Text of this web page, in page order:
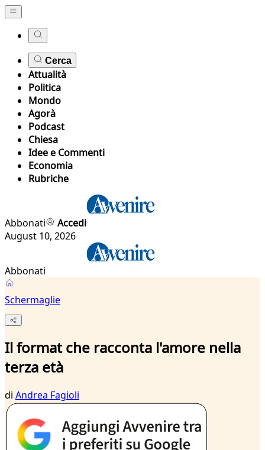
Cerca
Attualità
Politica
Mondo
Agorà
Podcast
Chiesa
Idee e Commenti
Economia
Rubriche
Abbonati
Accedi
August 10, 2026
Abbonati
Schermaglie
Il format che racconta l'amore nella
terza età
di Andrea Fagioli